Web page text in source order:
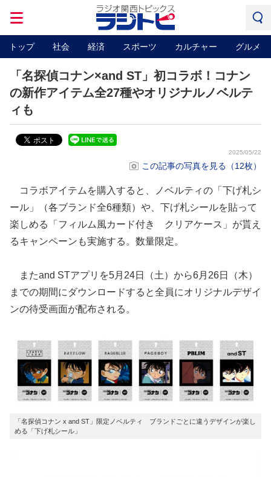
トップ 社会 経済 スポーツ カルチャー グルメ
「名探偵コナン×and ST」初コラボ！コナン
の新作アイテム全27種やオリジナルノベルテ
ィも
2025/05/22
この記事の写真を見る（12枚）
コラボアイテムを購入すると、ノベルティの「下げ札シ
ール」（各ブランド全6種類）や、下げ札シールを貼って
楽しめる「フィルム風カード付き クリアケース」が貰え
るキャンペーンも実施する。数量限定。
またand STアプリを5月24日（土）から6月26日（木）
までの期間にダウンロードすると全員にオリジナルデザイ
ンの待受画面が配布される。
「名探偵コナン x and ST」限定ノベルティ ブランドごとに違うデザインが楽し
める「下げ札シール」